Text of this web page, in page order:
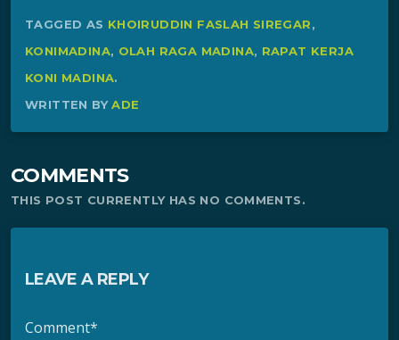
TAGGED AS KHOIRUDDIN FASLAH SIREGAR,
KONIMADINA, OLAH RAGA MADINA, RAPAT KERJA
KONI MADINA.
WRITTEN BYADE
COMMENTS
THIS POST CURRENTLY HAS NO COMMENTS.
LEAVE A REPLY
Comment*